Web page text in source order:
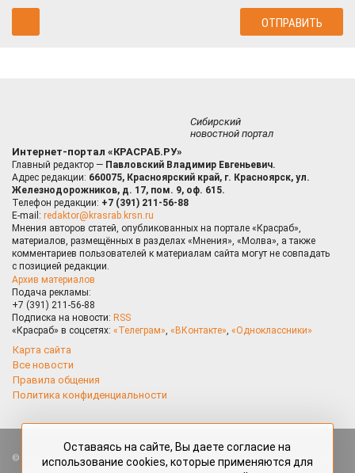
Сибирский
новостной портал
Интернет-портал «КРАСРАБ.РУ»
Главный редактор — Павловский Владимир Евгеньевич.
Адрес редакции: 660075, Красноярский край, г. Красноярск, ул.
Железнодорожников, д. 17, пом. 9, оф. 615.
Телефон редакции: +7 (391) 211-56-88
E-mail: redaktor@krasrab.krsn.ru
Мнения авторов статей, опубликованных на портале «Красраб»,
материалов, размещённых в разделах «Мнения», «Молва», а также
комментариев пользователей к материалам сайта могут не совпадать
с позицией редакции.
Архив материалов
Подача рекламы:
+7 (391) 211-56-88
Подписка на новости: RSS
«Красраб» в соцсетях: «Телеграм», «ВКонтакте», «Одноклассники»
Карта сайта
Все новости
Правила общения
Политика конфиденциальности
Все права защищены. Любые материалы, размещённые на портале
«Красраб.ру» сотрудниками редакции, нештатными авторами
Оставаясь на сайте, Вы даете согласие на
использование cookies, которые применяются для